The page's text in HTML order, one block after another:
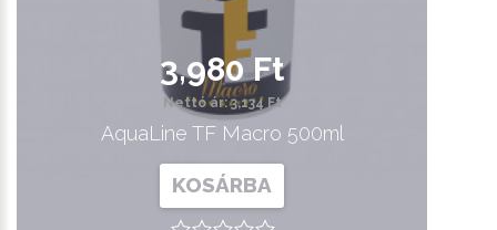
3,980 Ft
Nettó ár: 3,134 Ft
AquaLine TF Macro 500ml
KOSÁRBA